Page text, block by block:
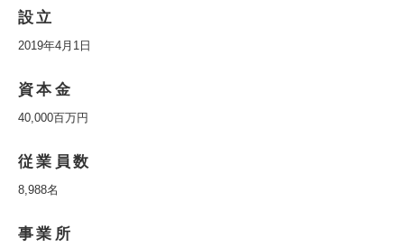
設立
2019年4月1日
資本金
40,000百万円
従業員数
8,988名
事業所